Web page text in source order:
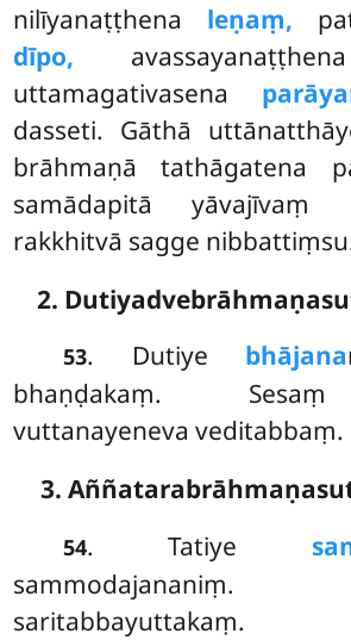
nilīyanaṭṭhena leṇaṃ,
dīpo,
uttamagativasena
dasseti. Gāthā
brāhmaṇā tathāgatena
samādapitā yāvajīvaṃ
rakkhitvā sagge
2.
53. Dutiye bhājana
bhaṇḍakaṃ.
vuttanayeneva veditabbaṃ.
3.
54. Tatiye